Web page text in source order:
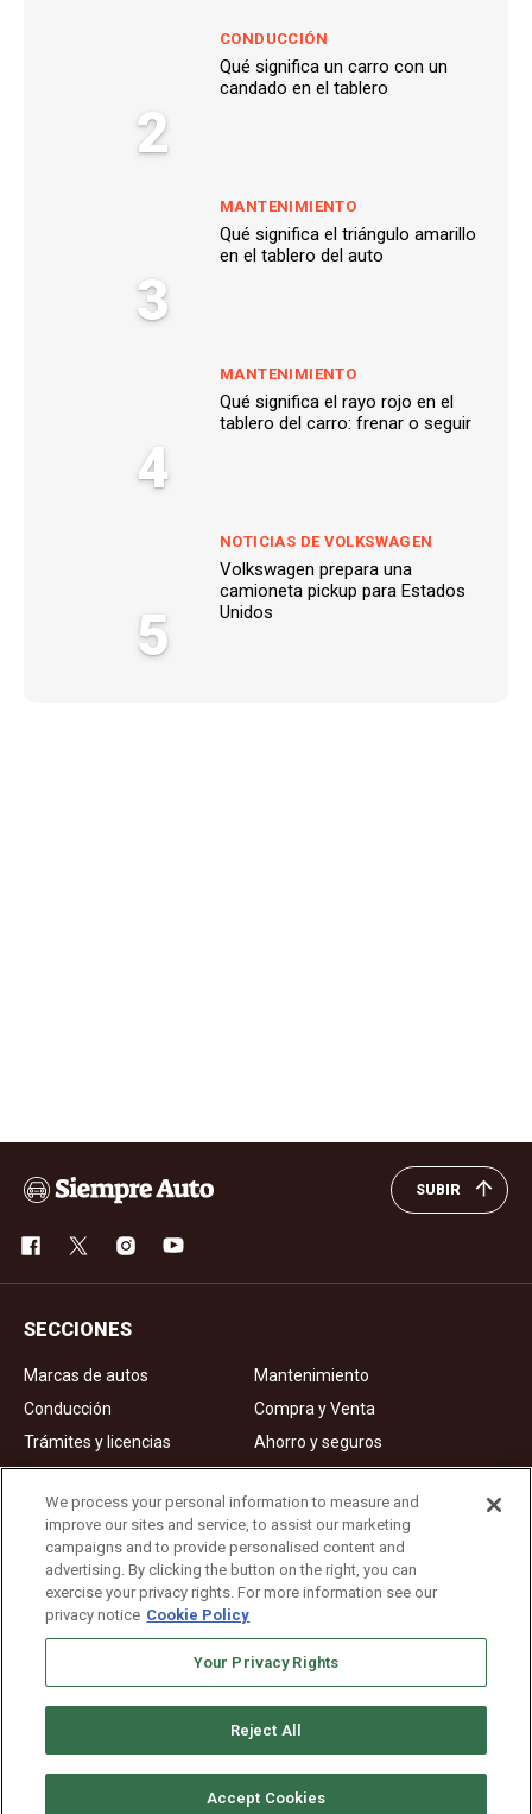
2
CONDUCCIÓN
Qué significa un carro con un
candado en el tablero
3
MANTENIMIENTO
Qué significa el triángulo amarillo
en el tablero del auto
4
MANTENIMIENTO
Qué significa el rayo rojo en el
tablero del carro: frenar o seguir
5
NOTICIAS DE VOLKSWAGEN
Volkswagen prepara una
camioneta pickup para Estados
Unidos
SUBIR
SECCIONES
Marcas de autos
Mantenimiento
Conducción
Compra y Venta
Trámites y licencias
Ahorro y seguros
Noticias
Videos de autos
Ad Choices
About Us
Editorial Guidelines
We process your personal information to measure and
improve our sites and service, to assist our marketing
campaigns and to provide personalised content and
advertising. By clicking the button on the right, you can
exercise your privacy rights. For more information see our
privacy notice Cookie Policy
Your Privacy Rights
Reject All
Accept Cookies